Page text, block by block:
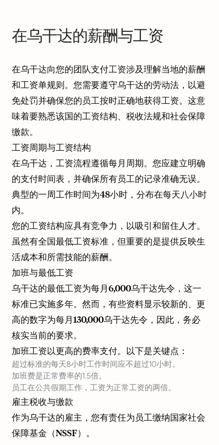
在乌干达的薪酬与工资
在乌干达向您的团队支付工资涉及理解当地的薪酬
和工资单规则。您需要遵守乌干达的劳动法，以避
免处罚并确保您的员工按时正确地获得工资。这意
味着要熟悉该国的工资结构、税收法规和社会保障
缴款。
工资周期与工资结构
在乌干达，工资流程遵循每月周期。您应建立明确
的支付时间表，并确保所有员工的记录准确无误。
典型的一周工作时间为48小时，分布在每天八小时
内。
您的工资结构应具有竞争力，以吸引和留住人才。
虽然有全国最低工资标准，但重要的是提供反映生
活成本和所需技能的薪酬。
加班与最低工资
乌干达的最低工资为每月6,000乌干达先令，这一
标准已实施多年。然而，有些资料显示较新的、更
高的数字为每月130,000乌干达先令，因此，务必
核实当前的要求。
加班工资以更高的费率支付。以下是关键点：
超过标准的每天8小时工作时间应不超过10小时。
加班费是正常费率的1.5倍。
员工在公共假期工作，工资为正常工资的两倍。
雇主税收与缴款
作为乌干达的雇主，您有责任为员工缴纳国家社会
保障基金（NSSF）。